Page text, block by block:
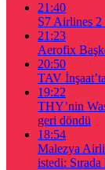
21:40
S7 Airlines 2
21:23
Aerofix
20:50
TAV
19:22
THY’nin
geri döndü
18:54
Malezya
istedi: